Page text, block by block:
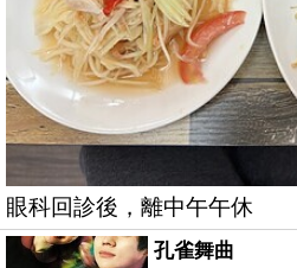
眼科回診後，離中午午休
孔雀舞曲